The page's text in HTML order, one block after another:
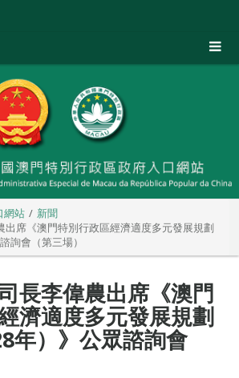
網站
新聞
出席《澳門特別行政區經濟適度多元發展規劃
詢會（第三場）
長李偉農出席《澳門
濟適度多元發展規劃
年）》公眾諮詢會